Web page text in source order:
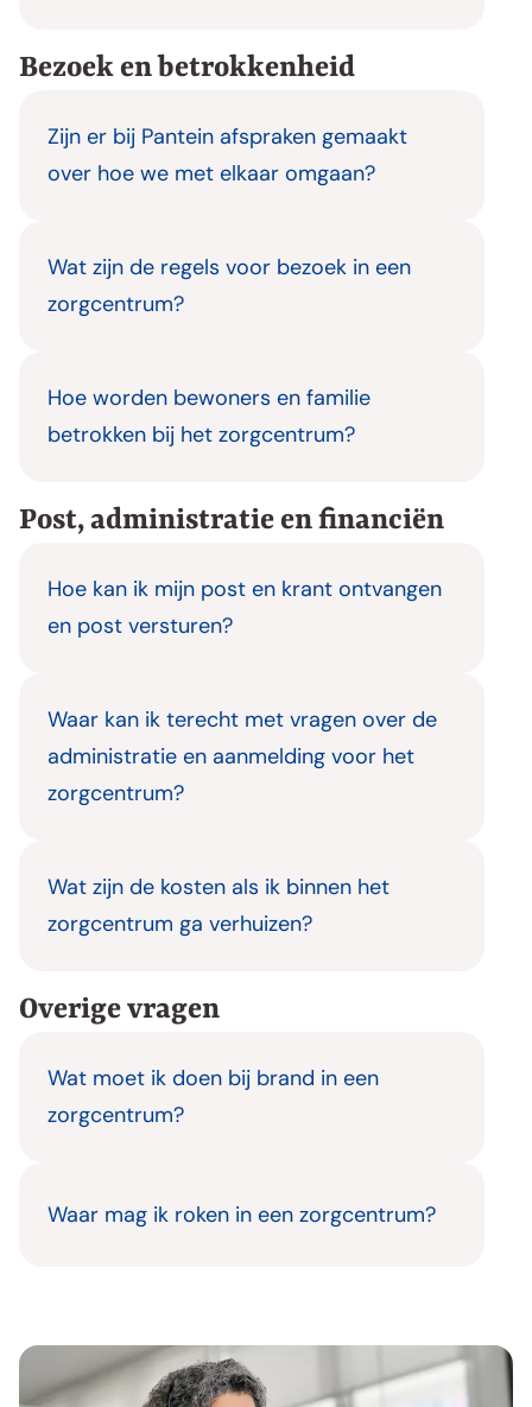
Bezoek en betrokkenheid
Zijn er bij Pantein afspraken gemaakt
over hoe we met elkaar omgaan?
Wat zijn de regels voor bezoek in een
zorgcentrum?
Hoe worden bewoners en familie
betrokken bij het zorgcentrum?
Post, administratie en financiën
Hoe kan ik mijn post en krant ontvangen
en post versturen?
Waar kan ik terecht met vragen over de
administratie en aanmelding voor het
zorgcentrum?
Wat zijn de kosten als ik binnen het
zorgcentrum ga verhuizen?
Overige vragen
Wat moet ik doen bij brand in een
zorgcentrum?
Waar mag ik roken in een zorgcentrum?